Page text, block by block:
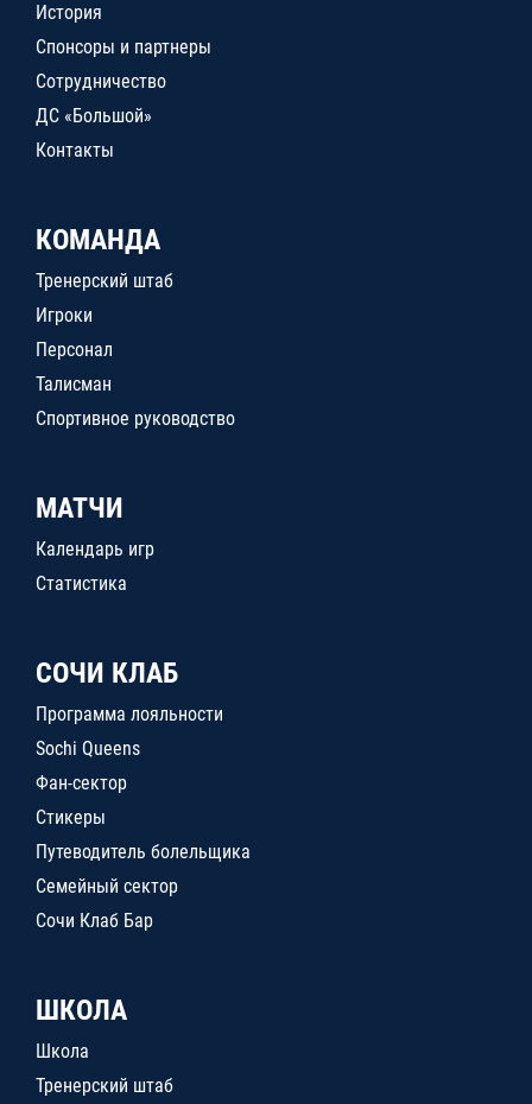
История
Спонсоры и партнеры
Сотрудничество
ДС «Большой»
Контакты
КОМАНДА
Тренерский штаб
Игроки
Персонал
Талисман
Спортивное руководство
МАТЧИ
Календарь игр
Статистика
СОЧИ КЛАБ
Программа лояльности
Sochi Queens
Фан-сектор
Стикеры
Путеводитель болельщика
Семейный сектор
Сочи Клаб Бар
ШКОЛА
Школа
Тренерский штаб